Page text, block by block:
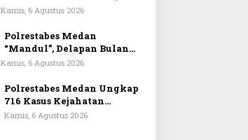
Supremasi Sipil, dan
Kamis, 6 Agustus 2026
Polrestabes Medan
“Mandul”, Delapan Bulan
Laporan Penipuan Jual Beli
Kamis, 6 Agustus 2026
Polrestabes Medan Ungkap
716 Kasus Kejahatan
Jalanan, 906 Tersangka 57
Kamis, 6 Agustus 2026